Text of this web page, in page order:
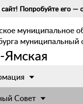
Попробуйте его —
муниципальное
муниципальный
Ямская
Cовет